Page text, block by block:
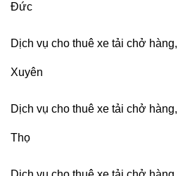
Đức
Dịch vụ cho thuê xe tải chở
Xuyên
Dịch vụ cho thuê xe tải chở
Thọ